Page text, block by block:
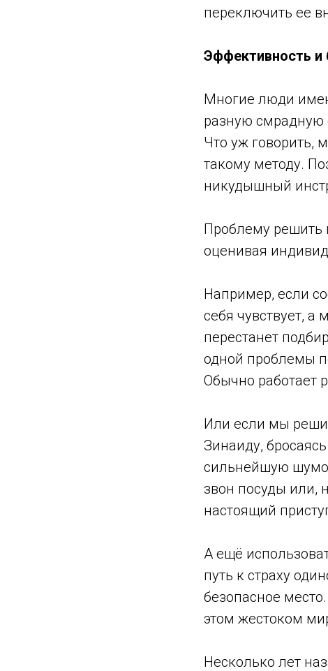
переключить ее
Эффективность и
Многие люди
разную смрадную
Что уж говорить,
такому методу.
никудышный
Проблему решить
оценивая
Например, если
себя чувствует,
перестанет
одной проблемы
Обычно работает
Или если мы
Зинаиду,
сильнейшую
звон посуды или,
настоящий
А ещё
путь к страху
безопасное
этом жестоком
Несколько лет